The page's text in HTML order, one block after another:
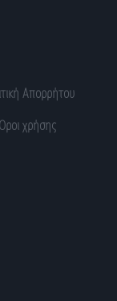
Απορρήτου
Όροι χρήσης